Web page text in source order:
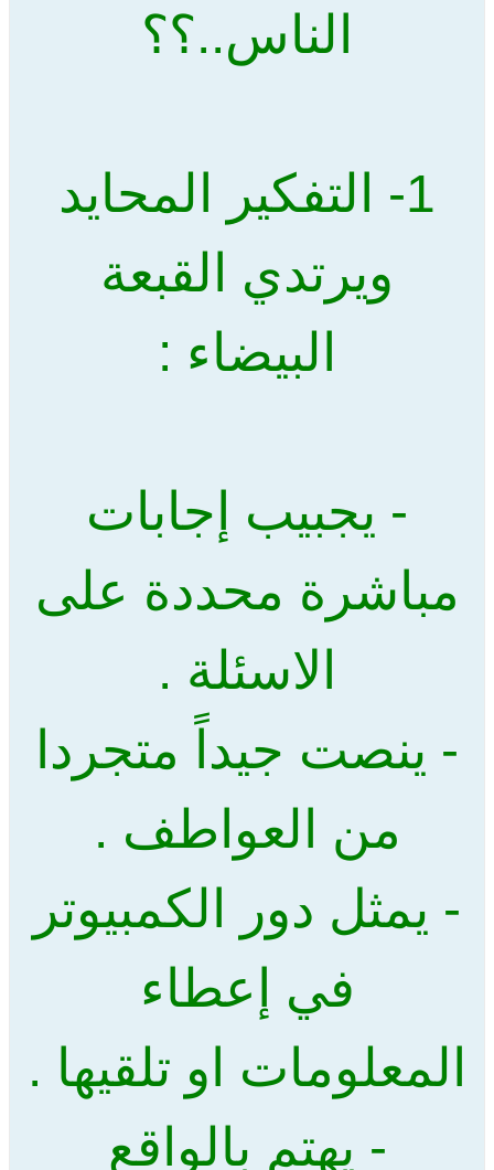
الناس..؟؟
1- التفكير المحايد
ويرتدي القبعة
البيضاء :
- يجبيب إجابات
مباشرة محددة على
الاسئلة .
- ينصت جيداً متجردا
من العواطف .
- يمثل دور الكمبيوتر
في إعطاء
المعلومات او تلقيها .
- يهتم بالواقع